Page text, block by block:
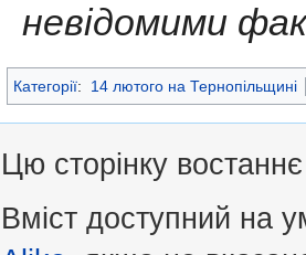
невідомими
Категорії: 14 лютого на Тернопільщині
Цю сторінку
Вміст доступний на